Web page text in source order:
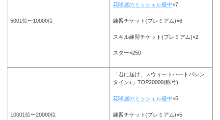
5001位〜10000位
花咲屋のミッシェル最中×7
練習チケット(プレミアム)×6
スキル練習チケット(プレミアム)×2
スター×250
10001位〜20000位
「君に届け、スウィートハートバレン
タイン♪」TOP20000(称号)
花咲屋のミッシェル最中×5
練習チケット(プレミアム)×5